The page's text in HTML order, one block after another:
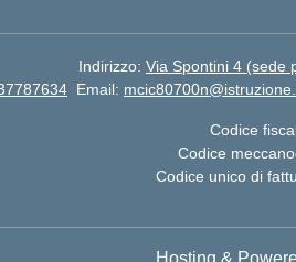
Indirizzo: Via Spontini 4 (sede
Email:
Codice
Codice
Codice unico di
Hosting &